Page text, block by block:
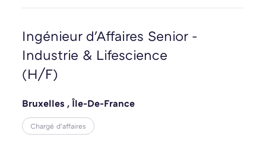
Ingénieur d'Affaires Senior -
Industrie & Lifescience
(H/F)
Bruxelles ,Île-De-France
Chargé d'affaires